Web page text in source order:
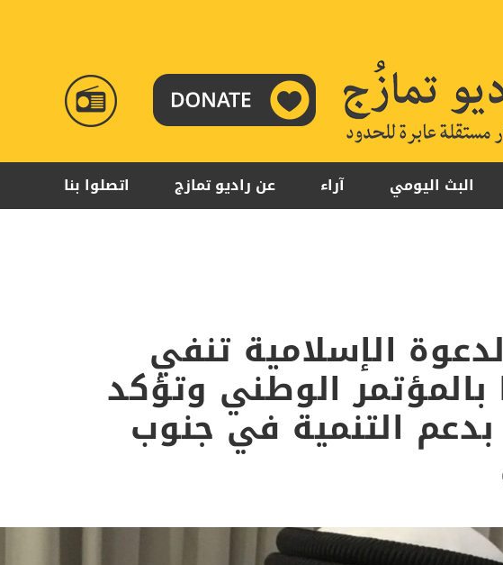
RADIO
TAMAZUJ البث اليومي آراء عن راديو تمازج اتصلوا بنا
الإسلامية تنفي
بالمؤتمر الوطني وتؤكد
بدعم التنمية في جنوب